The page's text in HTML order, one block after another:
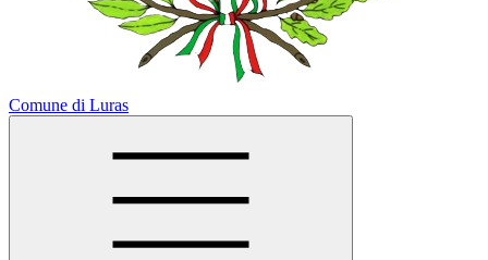
Comune di Luras